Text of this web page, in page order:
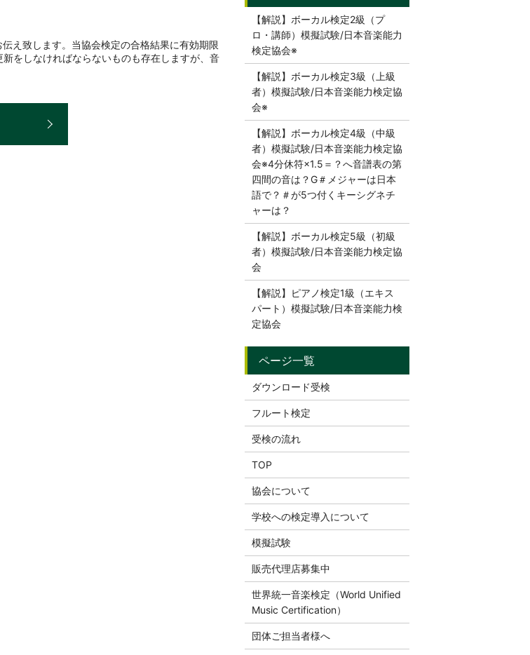
え致します。当協会検定の合格結果に有効期限
をしなければならないものも存在しますが、音
【解説】ボーカル検定2級（プ
ロ・講師）模擬試験/日本音楽能力
検定協会※
【解説】ボーカル検定3級（上級
者）模擬試験/日本音楽能力検定協
会※
【解説】ボーカル検定4級（中級
者）模擬試験/日本音楽能力検定協
会※4分休符×1.5＝？へ音譜表の第
四間の音は？G＃メジャーは日本
語で？＃が5つ付くキーシグネチ
ャーは？
【解説】ボーカル検定5級（初級
者）模擬試験/日本音楽能力検定協
会
【解説】ピアノ検定1級（エキス
パート）模擬試験/日本音楽能力検
定協会
ダウンロード受検
フルート検定
受検の流れ
TOP
協会について
学校への検定導入について
模擬試験
販売代理店募集中
世界統一音楽検定（World Unified
Music Certification）
団体ご担当者様へ